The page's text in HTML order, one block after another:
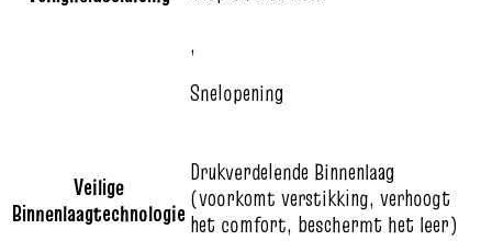
,
Snelopening
Veilige
Binnenlaagtechnologie
Drukverdelende Binnenlaag
(voorkomt verstikking, verhoogt
het comfort, beschermt het leer)